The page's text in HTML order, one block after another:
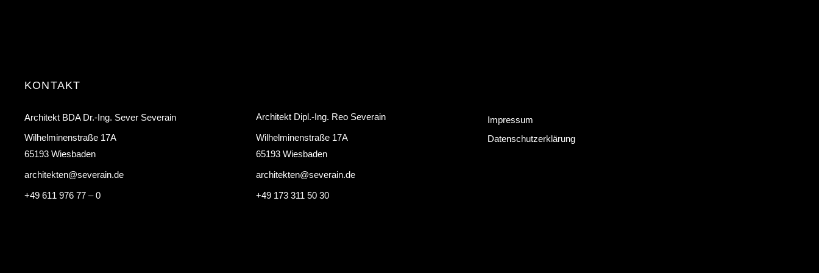
KONTAKT
Architekt BDA Dr.-Ing. Sever Severain
Wilhelminenstraße 17A
65193 Wiesbaden
architekten@severain.de
+49 611 976 77 – 0
Architekt Dipl.-Ing. Reo Severain
Wilhelminenstraße 17A
65193 Wiesbaden
architekten@severain.de
+49 173 311 50 30
Impressum
Datenschutzerklärung